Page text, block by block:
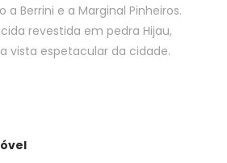
a Berrini e a Marginal Pinheiros.
revestida em pedra Hijau,
vista espetacular da cidade.